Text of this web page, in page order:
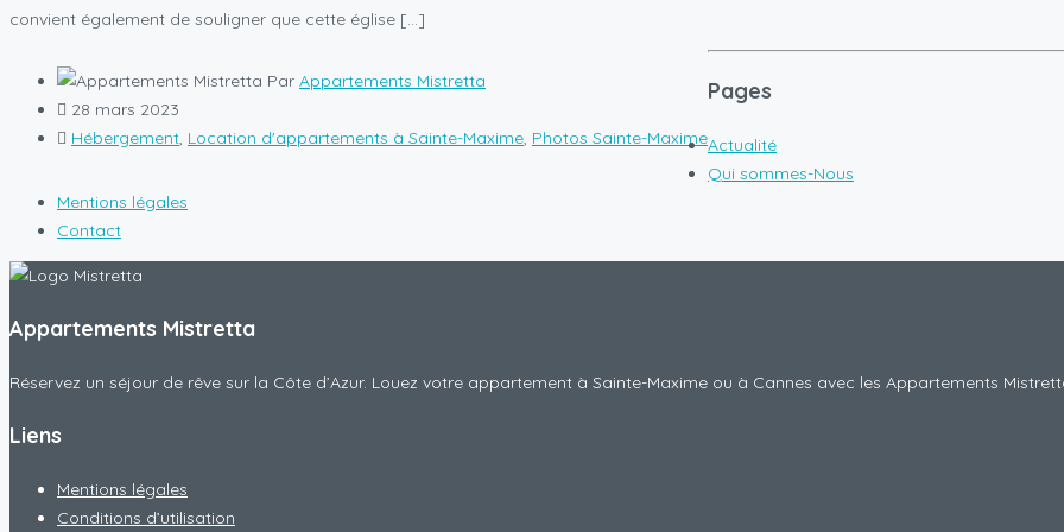
convient également de souligner que cette église […]
Par Appartements Mistretta
28 mars 2023
Hébergement, Location d'appartements à Sainte-Maxime, Photos Sainte-Maxime
Pages
Actualité
Qui sommes-Nous
Mentions légales
Contact
Appartements Mistretta
Réservez un séjour de rêve sur la Côte d’Azur. Louez votre appartement à Sainte-Maxime ou à Cannes avec les Appartements
Liens
Mentions légales
Conditions d’utilisation